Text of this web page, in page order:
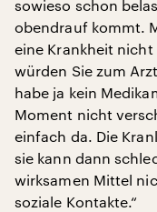
sowieso schon
obendrauf kommt.
eine Krankheit nicht
würden Sie zum
habe ja kein
Moment nicht
einfach da. Die
sie kann dann
wirksamen Mittel
soziale Kontakte.“